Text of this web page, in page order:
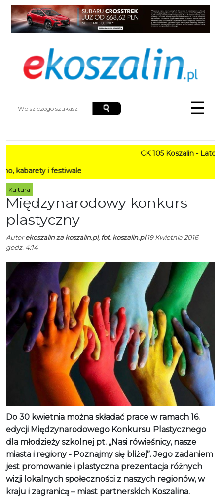
☰
CK 105 Koszalin - Lato w Mieście
i festiwale
Kultura
Międzynarodowy konkurs
plastyczny
Autorekoszalin za koszalin.pl, fot. koszalin.pl19 Kwietnia 2016
godz. 4:14
Do 30 kwietnia można składać prace w ramach 16.
edycji Międzynarodowego Konkursu Plastycznego
dla młodzieży szkolnej pt. ,,Nasi rówieśnicy, nasze
miasta i regiony - Poznajmy się bliżej”. Jego zadaniem
jest promowanie i plastyczna prezentacja różnych
wizji lokalnych społeczności z naszych regionów, w
kraju i zagranicą – miast partnerskich Koszalina.